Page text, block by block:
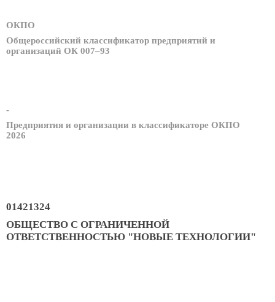
ОКПО
Общероссийский классификатор предприятий и
организаций ОК 007–93
-
Предприятия и организации в классификаторе ОКПО
2026
01421324
ОБЩЕСТВО С ОГРАНИЧЕННОЙ
ОТВЕТСТВЕННОСТЬЮ "НОВЫЕ ТЕХНОЛОГИИ"